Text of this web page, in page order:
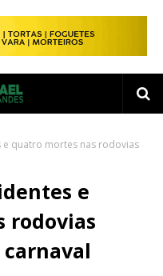
e quatro mortes nas rodovias
e
rodovias